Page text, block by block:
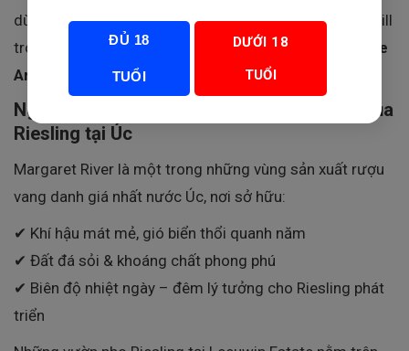
dùng trong tiệc, hải sản, quà tặng hoặc đơn giản để chill
trong buổi tối nhẹ nhàng – Rượu VangLeeuwin Estate
Art Series Riesling là lựa chọn khó có đối thủ.
Nguồn gốc – Margaret River, thiên đường của
Riesling tại Úc
Margaret River là một trong những vùng sản xuất rượu
vang danh giá nhất nước Úc, nơi sở hữu:
✔ Khí hậu mát mẻ, gió biển thổi quanh năm
✔ Đất đá sỏi & khoáng chất phong phú
✔ Biên độ nhiệt ngày – đêm lý tưởng cho Riesling phát
triển
ĐỦ 18
TUỔI
DƯỚI 18
TUỔI